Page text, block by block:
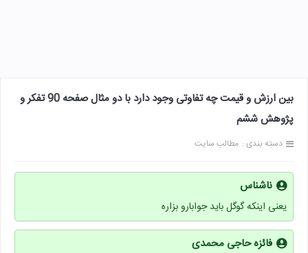
بین ارزش و قیمت چه تفاوتی وجود دارد با دو مثال صفحه 90 تفکر و
پژوهش ششم
دسته بندی : مطالب سایت
ناشناس
یعنی اینکه گوگل باید جوابارو بزاره
فائزه حاجی محمدی